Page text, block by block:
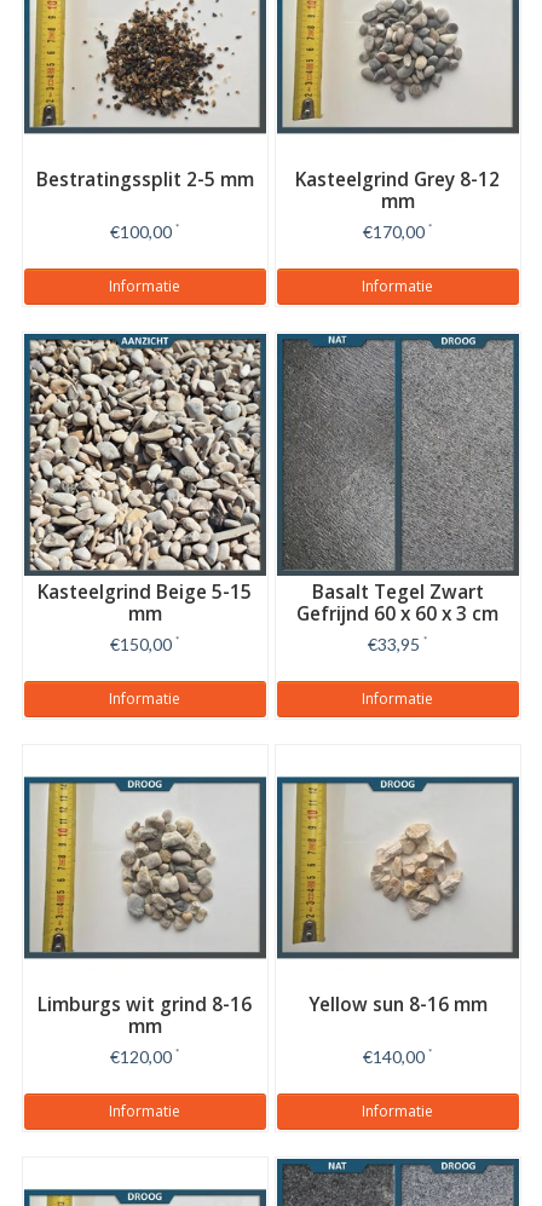
Bestratingssplit 2-5 mm
€100,00 *
Informatie
Kasteelgrind Grey 8-12
mm
€170,00 *
Informatie
Kasteelgrind Beige 5-15
mm
€150,00 *
Informatie
Basalt Tegel Zwart
Gefrijnd 60 x 60 x 3 cm
€33,95 *
Informatie
Limburgs wit grind 8-16
mm
€120,00 *
Informatie
Yellow sun 8-16 mm
€140,00 *
Informatie